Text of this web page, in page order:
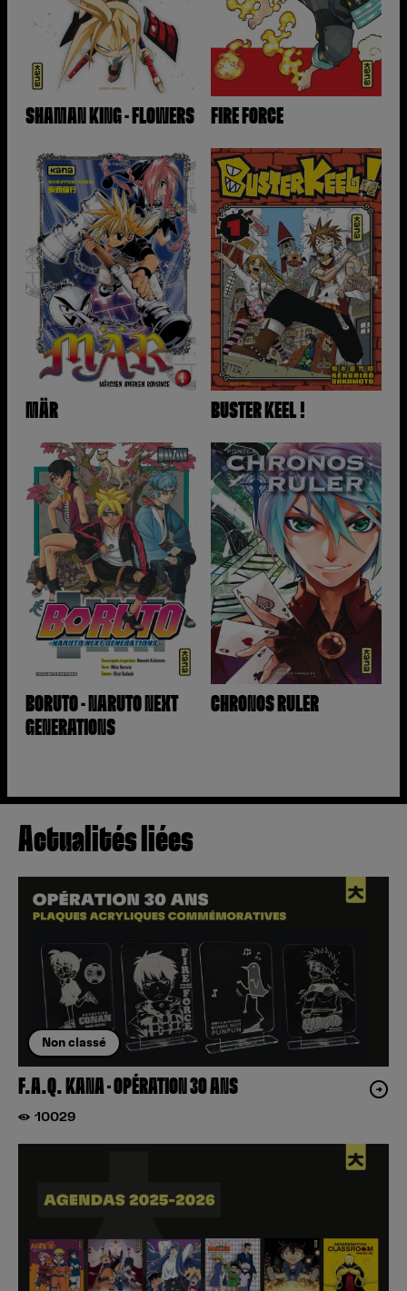
SHAMAN KING - FLOWERS FIRE FORCE
MÄR BUSTER KEEL !
BORUTO - NARUTO NEXT
GENERATIONS
CHRONOS RULER
Actualités liées
Non classé
F.A.Q. KANA – OPÉRATION 30 ANS
10029